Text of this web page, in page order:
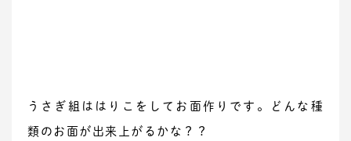
うさぎ組ははりこをしてお面作りです。どんな種
類のお面が出来上がるかな？？